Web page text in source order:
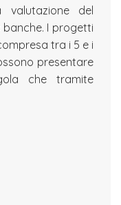
valutazione del
I progetti
tra i 5 e i
presentare
che tramite